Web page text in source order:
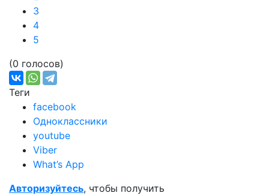
3
4
5
(0 голосов)
Теги
facebook
Одноклассники
youtube
Viber
What’s App
Авторизуйтесь, чтобы получить